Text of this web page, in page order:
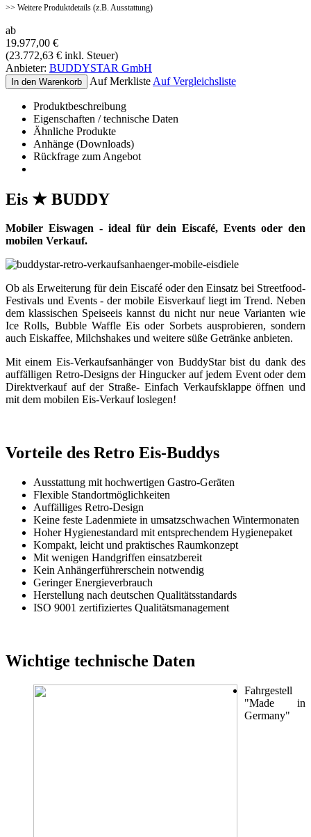
>> Weitere Produktdetails (z.B. Ausstattung)
ab
19.977,00 €
(23.772,63 € inkl. Steuer)
Anbieter: BUDDYSTAR GmbH
In den Warenkorb Auf Merkliste Auf Vergleichsliste
Produktbeschreibung
Eigenschaften / technische Daten
Ähnliche Produkte
Anhänge (Downloads)
Rückfrage zum Angebot
Eis ★ BUDDY
Mobiler Eiswagen - ideal für dein Eiscafé, Events oder den
mobilen Verkauf.
Ob als Erweiterung für dein Eiscafé oder den Einsatz bei Streetfood-
Festivals und Events - der mobile Eisverkauf liegt im Trend. Neben
dem klassischen Speiseeis kannst du nicht nur neue Varianten wie
Ice Rolls, Bubble Waffle Eis oder Sorbets ausprobieren, sondern
auch Eiskaffee, Milchshakes und weitere süße Getränke anbieten.
Mit einem Eis-Verkaufsanhänger von BuddyStar bist du dank des
auffälligen Retro-Designs der Hingucker auf jedem Event oder dem
Direktverkauf auf der Straße- Einfach Verkaufsklappe öffnen und
mit dem mobilen Eis-Verkauf loslegen!
Vorteile des Retro Eis-Buddys
Ausstattung mit hochwertigen Gastro-Geräten
Flexible Standortmöglichkeiten
Auffälliges Retro-Design
Keine feste Ladenmiete in umsatzschwachen Wintermonaten
Hoher Hygienestandard mit entsprechendem Hygienepaket
Kompakt, leicht und praktisches Raumkonzept
Mit wenigen Handgriffen einsatzbereit
Kein Anhängerführerschein notwendig
Geringer Energieverbrauch
Herstellung nach deutschen Qualitätsstandards
ISO 9001 zertifiziertes Qualitätsmanagement
Wichtige technische Daten
Fahrgestell
"Made in
Germany"